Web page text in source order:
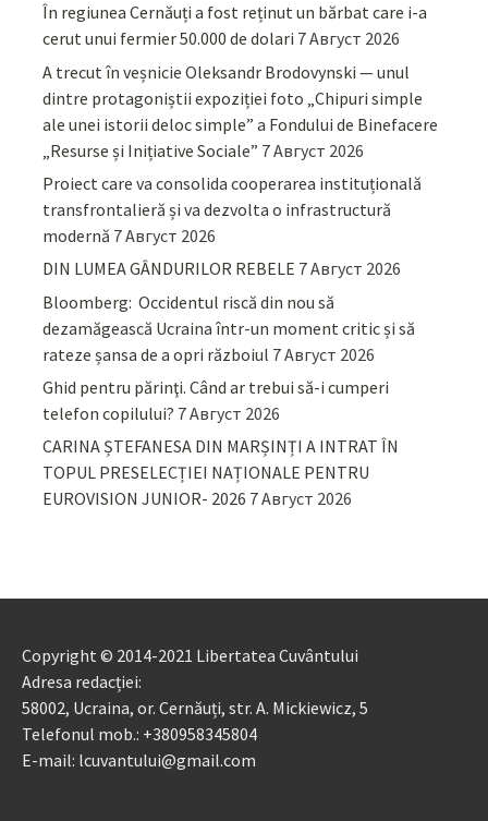
În regiunea Cernăuți a fost reținut un bărbat care i-a
cerut unui fermier 50.000 de dolari 7 Август 2026
A trecut în veșnicie Oleksandr Brodovynski — unul
dintre protagoniștii expoziției foto „Chipuri simple
ale unei istorii deloc simple” a Fondului de Binefacere
„Resurse și Inițiative Sociale” 7 Август 2026
Proiect care va consolida cooperarea instituțională
transfrontalieră și va dezvolta o infrastructură
modernă 7 Август 2026
DIN LUMEA GÂNDURILOR REBELE 7 Август 2026
Bloomberg: Occidentul riscă din nou să
dezamăgească Ucraina într-un moment critic și să
rateze șansa de a opri războiul 7 Август 2026
Ghid pentru părinţi. Când ar trebui să-i cumperi
telefon copilului? 7 Август 2026
CARINA ȘTEFANESA DIN MARȘINȚI A INTRAT ÎN
TOPUL PRESELECȚIEI NAȚIONALE PENTRU
EUROVISION JUNIOR- 2026 7 Август 2026
Copyright © 2014-2021 Libertatea Cuvântului
Adresa redacției:
58002, Ucraina, or. Cernăuți, str. A. Mickiewicz, 5
Telefonul mob.: +380958345804
E-mail: lcuvantului@gmail.com